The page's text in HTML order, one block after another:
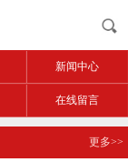
新闻中心
在线留言
更多>>